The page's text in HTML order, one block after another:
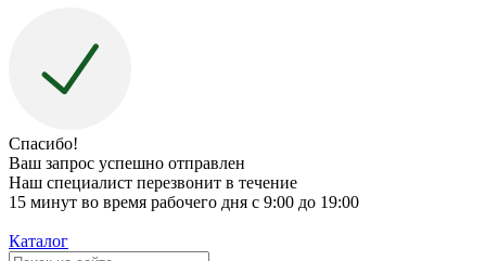
Спасибо!
Ваш запрос успешно отправлен
Наш специалист перезвонит в течение
15 минут во время рабочего дня с 9:00 до 19:00
Каталог